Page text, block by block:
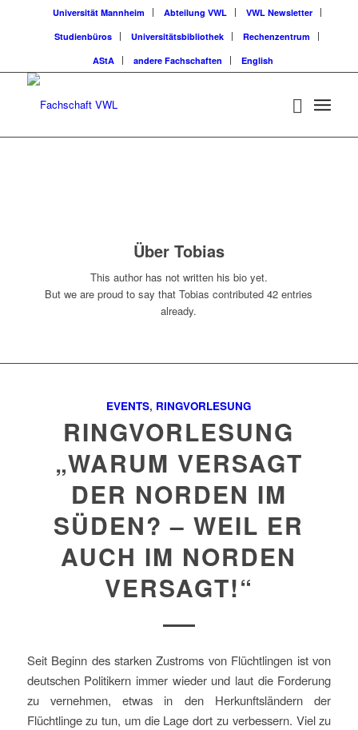
Universität Mannheim Abteilung VWL
VWL Newsletter
Studienbüros
Universitätsbibliothek
Rechenzentrum
AStA
andere Fachschaften English
Über Tobias
This author has not written his bio yet.
But we are proud to say thatTobias contributed 42 entries
already.
EVENTS, RINGVORLESUNG
RINGVORLESUNG
„WARUM VERSAGT
DER NORDEN IM
SÜDEN? – WEIL ER
AUCH IM NORDEN
VERSAGT!“
Seit Beginn des starken Zustroms von Flüchtlingen ist von
deutschen Politikern immer wieder und laut die Forderung
zu vernehmen, etwas in den Herkunftsländern der
Flüchtlinge zu tun, um die Lage dort zu verbessern. Viel zu